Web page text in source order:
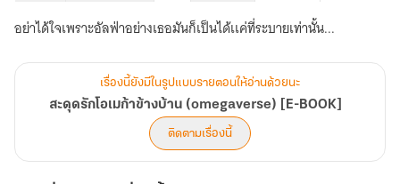
ก้า
ข้าง
(omegaverse)
[E-
BOOK]
อย่าได้ใจเพราะอัลฟ่าอย่างเธอมันก็เป็นได้เเค่ที่ระบายเท่านั้น...
เรื่องนี้ยังมีในรูปแบบรายตอนให้อ่านด้วยนะ
สะดุดรักโอเมก้าข้างบ้าน (omegaverse) [E-BOOK]
ติดตามเรื่องนี้